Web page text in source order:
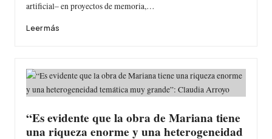
artificial– en proyectos de memoria,…
Leer más
“Es evidente que la obra de Mariana tiene
una riqueza enorme y una heterogeneidad